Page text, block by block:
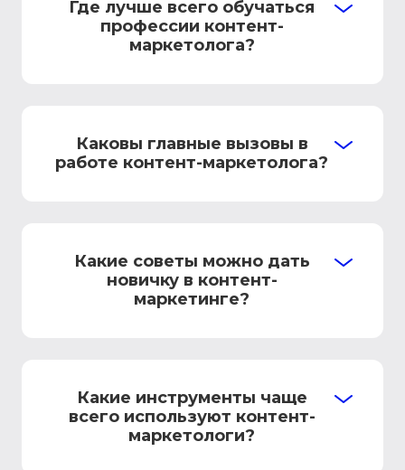
Где лучше всего обучаться
профессии контент-
маркетолога?
Каковы главные вызовы в
работе контент-маркетолога?
Какие советы можно дать
новичку в контент-
маркетинге?
Какие инструменты чаще
всего используют контент-
маркетологи?